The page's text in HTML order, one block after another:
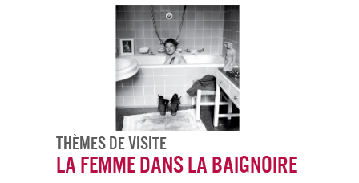
Thèmes De Visite
La femme dans la baignoire